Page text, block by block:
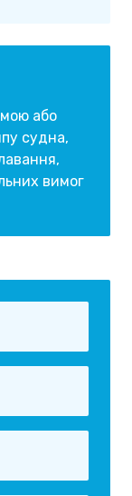
або
судна,
вимог